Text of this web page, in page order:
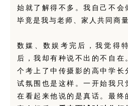
始就了解得不多。我自己不会
毕竟是我与老师、家人共同商
数媒、数娱考完后，我觉得
后，我却有种说不出的不自在
个考上了中传摄影的高中学长
试氛围也是这样。一开始我只
在看起来他说的是真话。最终